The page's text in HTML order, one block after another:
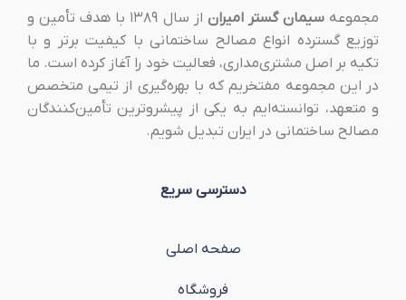
مجموعهسیمان گستر امیران
از سال ۱۳۸۹ با هدف تأمین و
توزیع گسترده انواع مصالح ساختمانی با کیفیت برتر و با
تکیه بر اصل مشتری‌مداری، فعالیت خود را آغاز کرده است. ما
در این مجموعه مفتخریم که با بهره‌گیری از تیمی متخصص
و متعهد، توانسته‌ایم به یکی از پیشروترین تأمین‌کنندگان
مصالح ساختمانی در ایران تبدیل شویم.
دسترسی سریع
صفحه اصلی
فروشگاه